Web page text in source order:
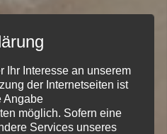
Ihr Interesse an unserem
der Internetseiten ist
Angabe
möglich. Sofern eine
Services unseres